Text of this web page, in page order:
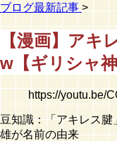
ブログ最新記事 >
【漫画】アキ
w【ギリシャ神
https://youtu.be/
豆知識：「アキレス
雄が名前の由来